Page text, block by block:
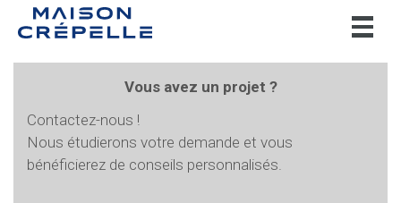
Vous avez un projet ?
Contactez-nous !
Nous étudierons votre demande et vous
bénéficierez de conseils personnalisés.